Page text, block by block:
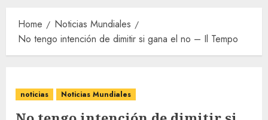
Home
Noticias Mundiales
No tengo intención de dimitir si gana el no – Il Tempo
noticias Noticias Mundiales